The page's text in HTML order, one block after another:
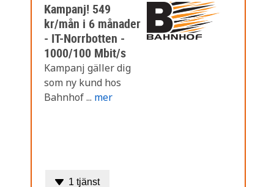
Kampanj! 549
kr/mån i 6 månader
- IT-Norrbotten -
1000/100 Mbit/s
Kampanj gäller dig
som ny kund hos
Bahnhof ... mer
1 tjänst